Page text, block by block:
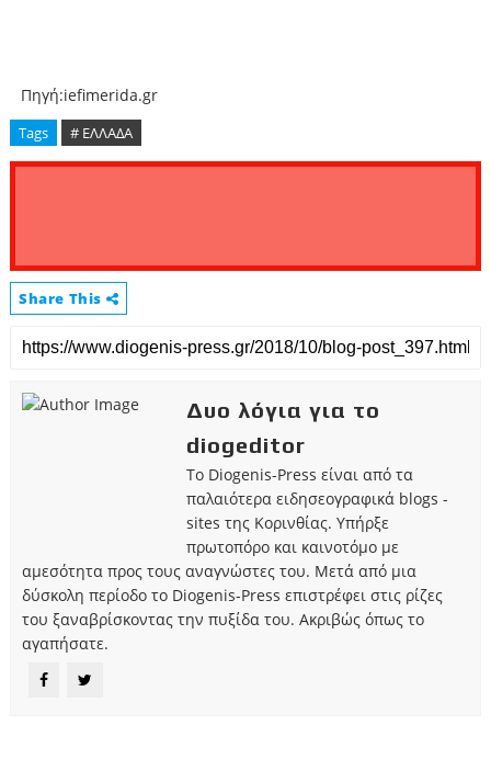
Πηγή:iefimerida.gr
Tags # ΕΛΛΑΔΑ
Share This
Δυο λόγια για το
diogeditor
Το Diogenis-Press είναι από τα
παλαιότερα ειδησεογραφικά blogs -
sites της Κορινθίας. Υπήρξε
πρωτοπόρο και καινοτόμο με
αμεσότητα προς τους αναγνώστες του. Μετά από μια
δύσκολη περίοδο το Diogenis-Press επιστρέφει στις ρίζες
του ξαναβρίσκοντας την πυξίδα του. Ακριβώς όπως το
αγαπήσατε.